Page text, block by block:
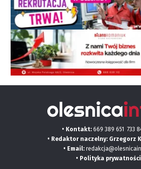
• Kontakt: 669 389 651 733
• Redaktor naczelny: Grzegorz
• Email:
• Polityka prywatności